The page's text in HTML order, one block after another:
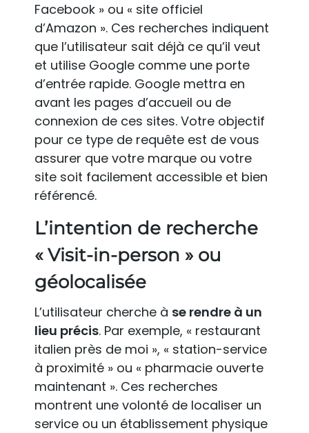
Facebook » ou « site officiel
d’Amazon ». Ces recherches indiquent
que l’utilisateur sait déjà ce qu’il veut
et utilise Google comme une porte
d’entrée rapide. Google mettra en
avant les pages d’accueil ou de
connexion de ces sites. Votre objectif
pour ce type de requête est de vous
assurer que votre marque ou votre
site soit facilement accessible et bien
référencé.
L’intention de recherche
« Visit-in-person » ou
géolocalisée
L’utilisateur cherche à se rendre à un
lieu précis. Par exemple, « restaurant
italien près de moi », « station-service
à proximité » ou « pharmacie ouverte
maintenant ». Ces recherches
montrent une volonté de localiser un
service ou un établissement physique